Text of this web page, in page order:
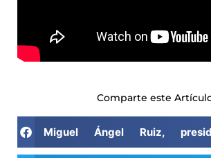
Comparte este
Miguel Ángel Ruiz,